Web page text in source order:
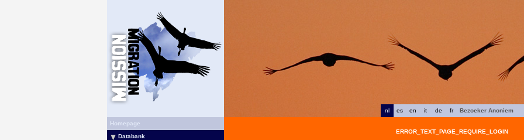
fr
de
it
en
es
nl
Bezoeker Anoniem
Homepage
Databank
ERROR_TEXT_PAGE_REQUIRE_LOGIN